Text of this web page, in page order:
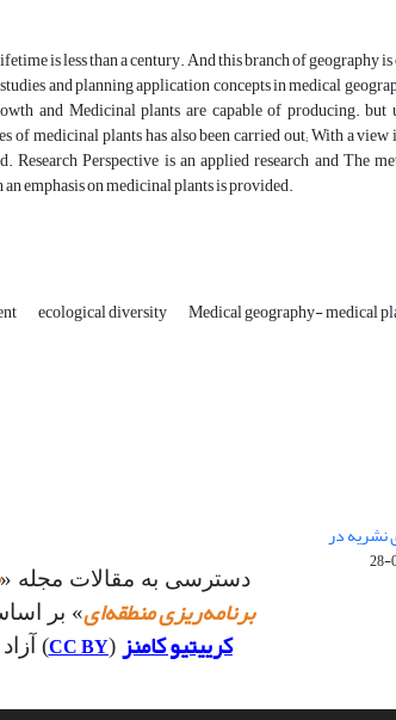
is less than a century. And this branch of geography
and planning application concepts in medical
and Medicinal plants are capable of producing.
of medicinal plants has also been carried out; With a
Research Perspective is an applied research and The
emphasis on medicinal plants is provided.
ecological diversity Medical geography- medical
نشریه در
دسترسی به مقالات مجله «
برنامه‌ریزی منطقه‌ای» بر
کرییتیو کامنز (
CC BY
)